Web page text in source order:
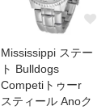
Mississippi ステー
ト Bulldogs
Competiトゥーr
スティール Anoク